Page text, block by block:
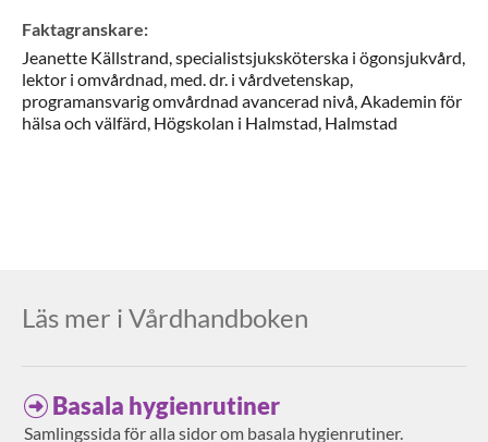
Faktagranskare:
Jeanette Källstrand,specialistsjuksköterska i ögonsjukvård,
lektor i omvårdnad, med. dr. i vårdvetenskap,
programansvarig omvårdnad avancerad nivå,Akademin för
hälsa och välfärd, Högskolan i Halmstad, Halmstad
Läs mer i Vårdhandboken
Basala hygienrutiner
Samlingssida för alla sidor om basala hygienrutiner.